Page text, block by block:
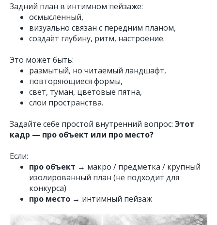
Задний план в интимном пейзаже:
осмысленный,
визуально связан с передним планом,
создаёт глубину, ритм, настроение.
Это может быть:
размытый, но читаемый ландшафт,
повторяющиеся формы,
свет, туман, цветовые пятна,
слои пространства.
Задайте себе простой внутренний вопрос: Этот
кадр — про объект или про место?
Если:
про объект → макро / предметка / крупный
изолированный план (не подходит для
конкурса)
про место → интимный пейзаж